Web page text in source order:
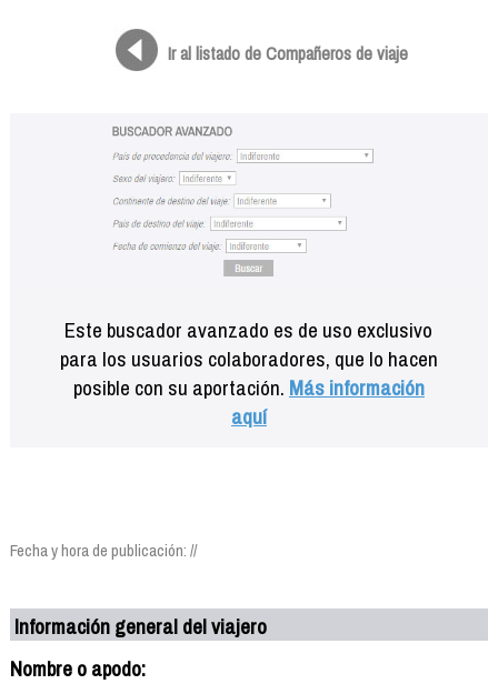
Ir al listado de Compañeros de viaje
Este buscador avanzado es de uso exclusivo
para los usuarios colaboradores, que lo hacen
posible con su aportación. Más información
aquí
Fecha y hora de publicación: //
Información general del viajero
Nombre o apodo: